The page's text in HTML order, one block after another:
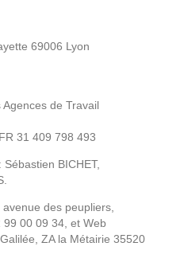
69006 Lyon
de Travail
31 409 798 493
BICHET,
avenue des peupliers,
99 00 09 34, et Web
ZA la Métairie 35520